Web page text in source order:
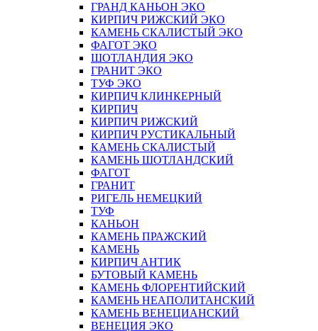
ГРАНД КАНЬОН ЭКО
КИРПИЧ РИЖСКИЙ ЭКО
КАМЕНЬ СКАЛИСТЫЙ ЭКО
ФАГОТ ЭКО
ШОТЛАНДИЯ ЭКО
ГРАНИТ ЭКО
ТУФ ЭКО
КИРПИЧ КЛИНКЕРНЫЙ
КИРПИЧ
КИРПИЧ РИЖСКИЙ
КИРПИЧ РУСТИКАЛЬНЫЙ
КАМЕНЬ СКАЛИСТЫЙ
КАМЕНЬ ШОТЛАНДСКИЙ
ФАГОТ
ГРАНИТ
РИГЕЛЬ НЕМЕЦКИЙ
ТУФ
КАНЬОН
КАМЕНЬ ПРАЖСКИЙ
КАМЕНЬ
КИРПИЧ АНТИК
БУТОВЫЙ КАМЕНЬ
КАМЕНЬ ФЛОРЕНТИЙСКИЙ
КАМЕНЬ НЕАПОЛИТАНСКИЙ
КАМЕНЬ ВЕНЕЦИАНСКИЙ
ВЕНЕЦИЯ ЭКО